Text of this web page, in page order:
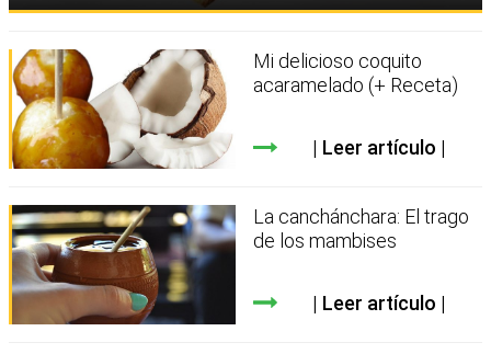
Mi delicioso coquito
acaramelado (+ Receta)
Leer artículo
La canchánchara: El trago
de los mambises
Leer artículo